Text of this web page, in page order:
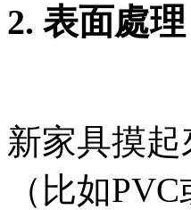
2. 表面處
新家具摸起
（比如